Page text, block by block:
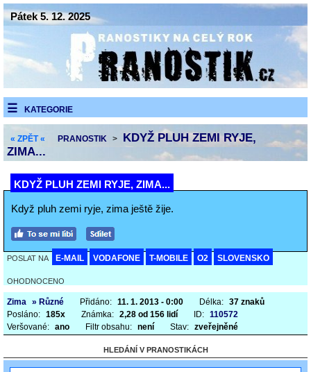
Pátek 5. 12. 2025
KATEGORIE
« ZPĚT « PRANOSTIK >
KDYŽ PLUH ZEMI RYJE,
ZIMA...
KDYŽ PLUH ZEMI RYJE, ZIMA...
Když pluh zemi ryje, zima ještě žije.
POSLAT NA E-MAIL VODAFONE T-MOBILE O2 SLOVENSKO
OHODNOCENO
Zima » Různé Přidáno: 11. 1. 2013 - 0:00 Délka: 37 znaků
Posláno: 185x Známka: 2,28 od 156 lidí ID: 110572
Veršované: ano Filtr obsahu: není Stav: zveřejněné
HLEDÁNÍ V PRANOSTIKÁCH